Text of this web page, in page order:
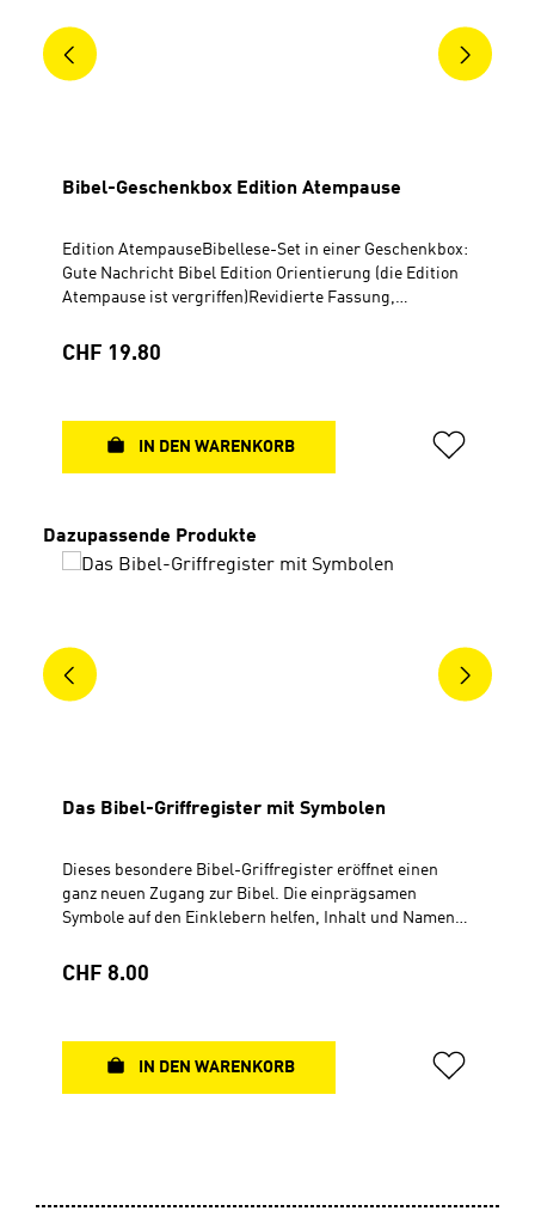
Bibel-Geschenkbox Edition Atempause
Edition AtempauseBibellese-Set in einer Geschenkbox:
Gute Nachricht Bibel Edition Orientierung (die Edition
Atempause ist vergriffen)Revidierte Fassung,
2000 Deutsche Bibelgesellschaft, StuttgartHardcover,
weicht vom Original ab)
Regulärer Preis:
CHF 19.80
IN DEN WARENKORB
Produktgalerie überspringen
Dazupassende Produkte
Das Bibel-Griffregister mit Symbolen
Dieses besondere Bibel-Griffregister eröffnet einen
ganz neuen Zugang zur Bibel. Die einprägsamen
Symbole auf den Einklebern helfen, Inhalt und Namen
Farbstriche geben den Aufbau der Bibel wieder. Mit
Einlegen in die Bibel mit der Kernaussage des
jeweiligen Buches und zusätzlichen Tipps rund um die
Regulärer Preis:
CHF 8.00
IN DEN WARENKORB